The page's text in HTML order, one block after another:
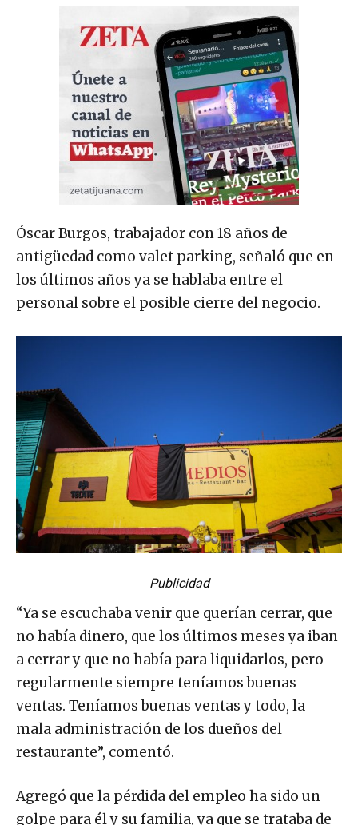
Óscar Burgos, trabajador con 18 años de
antigüedad como valet parking, señaló que en
los últimos años ya se hablaba entre el
personal sobre el posible cierre del negocio.
Publicidad
“Ya se escuchaba venir que querían cerrar, que
no había dinero, que los últimos meses ya iban
a cerrar y que no había para liquidarlos, pero
regularmente siempre teníamos buenas
ventas. Teníamos buenas ventas y todo, la
mala administración de los dueños del
restaurante”, comentó.
Agregó que la pérdida del empleo ha sido un
golpe para él y su familia, ya que se trataba de